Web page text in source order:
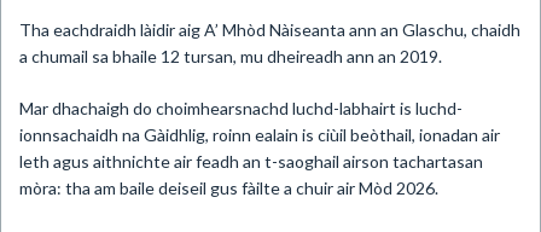
Tha eachdraidh làidir aig A’ Mhòd Nàiseanta ann an Glaschu, chaidh
a chumail sa bhaile 12 tursan, mu dheireadh ann an 2019.
Mar dhachaigh do choimhearsnachd luchd-labhairt is luchd-
ionnsachaidh na Gàidhlig, roinn ealain is ciùil beòthail, ionadan air
leth agus aithnichte air feadh an t-saoghail airson tachartasan
mòra: tha am baile deiseil gus fàilte a chuir air Mòd 2026.